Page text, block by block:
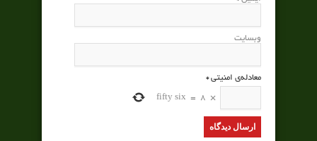
وبسایت
معادله‌ی امنیتی*
×
8
=
fifty six